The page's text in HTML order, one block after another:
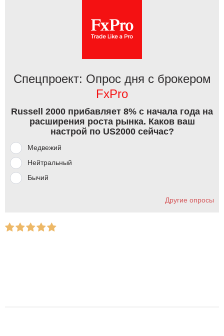
Спецпроект: Опрос дня с брокером
FxPro
Russell 2000 прибавляет 8% с начала года на
расширения роста рынка. Каков ваш
настрой по US2000 сейчас?
Медвежий
Нейтральный
Бычий
Другие опросы